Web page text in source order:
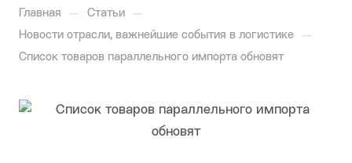
Главная — Статьи —
Новости отрасли, важнейшие события в логистике —
Список товаров параллельного импорта обновят